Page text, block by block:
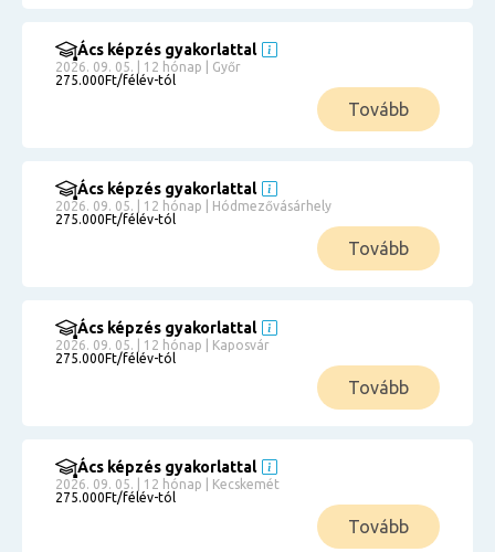
Ács képzés gyakorlattal
2026. 09. 05. | 12 hónap | Győr
275.000Ft/félév-tól
Tovább
Ács képzés gyakorlattal
2026. 09. 05. | 12 hónap | Hódmezővásárhely
275.000Ft/félév-tól
Tovább
Ács képzés gyakorlattal
2026. 09. 05. | 12 hónap | Kaposvár
275.000Ft/félév-tól
Tovább
Ács képzés gyakorlattal
2026. 09. 05. | 12 hónap | Kecskemét
275.000Ft/félév-tól
Tovább